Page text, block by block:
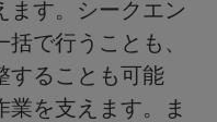
ます。シークエン
で行うことも、
することも可能
を支えます。ま